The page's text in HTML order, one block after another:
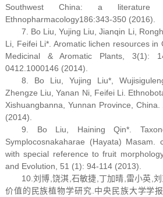
Southwest China: a literature
Ethnopharmacology186:343-350 (2016).
7. Bo Liu, Yujing Liu, Jianqin Li,
Li, Feifei Li*. Aromatic lichen resources in
Medicinal & Aromatic Plants, 3(1):
0412.1000146 (2014).
8. Bo Liu, Yujing Liu*,
Zhengze Liu, Yanan Ni, Feifei Li.
Xishuangbanna, Yunnan Province,
(2014).
9. Bo Liu, Haining Qin*.
Symplocosnakaharae (Hayata) Masam.
with special reference to fruit
and Evolution, 51 (1): 94-114 (2013).
10.刘博,饶淇,石敏捷,丁加晴,雷小英,
价值的民族植物学研究.中央民族大学学